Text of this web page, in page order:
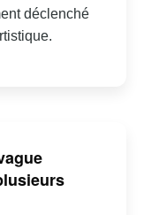
déclenché